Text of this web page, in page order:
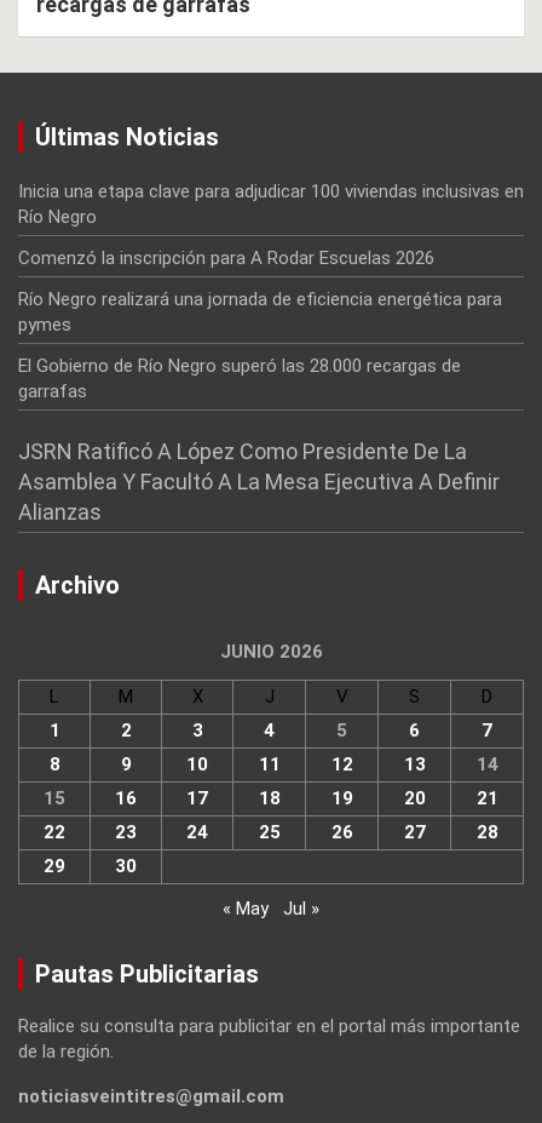
Últimas Noticias
Inicia una etapa clave para adjudicar 100 viviendas inclusivas en
Río Negro
Comenzó la inscripción para A Rodar Escuelas 2026
Río Negro realizará una jornada de eficiencia energética para
pymes
El Gobierno de Río Negro superó las 28.000 recargas de
garrafas
JSRN Ratificó A López Como Presidente De La
Asamblea Y Facultó A La Mesa Ejecutiva A Definir
Alianzas
Archivo
JUNIO 2026
L M X J V S
D
1
2 3 4 5 6
7
8
9 10 11 12 13
14
15
16 17 18 19 20
21
22
23 24 25 26 27
28
29
30
« May
Jul »
Pautas Publicitarias
Realice su consulta para publicitar en el portal más importante
de la región.
noticiasveintitres@gmail.com